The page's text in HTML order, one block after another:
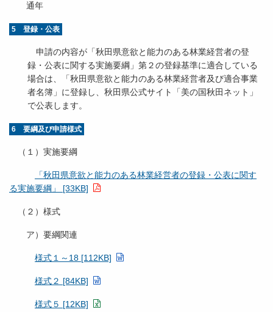
通年
5 登録・公表
申請の内容が「秋田県意欲と能力のある林業経営者の登
録・公表に関する実施要綱」第２の登録基準に適合している
場合は、「秋田県意欲と能力のある林業経営者及び適合事業
者名簿」に登録し、秋田県公式サイト「美の国秋田ネット」
で公表します。
6 要綱及び申請様式
（１）実施要綱
「秋田県意欲と能力のある林業経営者の登録・公表に関す
る実施要綱」 [33KB]
（２）様式
ア）要綱関連
様式１～18 [112KB]
様式２ [84KB]
様式５ [12KB]